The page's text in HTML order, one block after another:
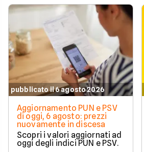
pubblicato il 6 agosto 2026
Aggiornamento PUN e PSV
di oggi, 6 agosto: prezzi
nuovamente in discesa
Scopri i valori aggiornati ad
oggi degli indici PUN e PSV.